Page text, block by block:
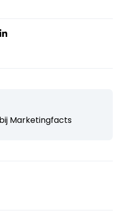
Marketingfacts